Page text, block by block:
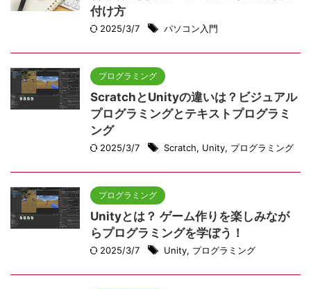
付け方
2025/3/7 パソコン入門
プログラミング
ScratchとUnityの違いは？ビジュアル
プログラミングとテキストプログラミ
ング
2025/3/7 Scratch, Unity, プログラミング
プログラミング
Unityとは？ ゲーム作りを楽しみなが
らプログラミングを学ぼう！
2025/3/7 Unity, プログラミング